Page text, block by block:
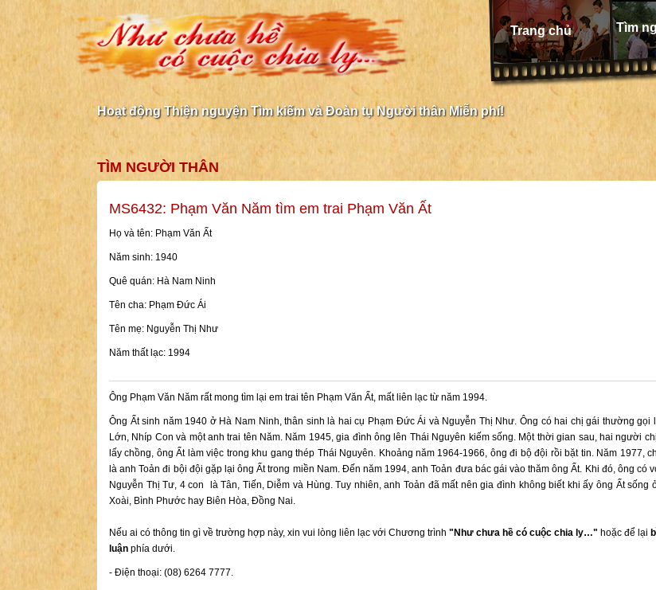
Trang chủ Tìm
Hoạt động Thiện nguyện Tìm kiếm và Đoàn tụ Người thân Miễn phí!
TÌM NGƯỜI THÂN
MS6432: Phạm Văn Năm tìm em trai Phạm Văn Ất
Họ và tên: Phạm Văn Ất
Năm sinh: 1940
Quê quán: Hà Nam Ninh
Tên cha: Phạm Đức Ái
Tên mẹ: Nguyễn Thị Như
Năm thất lạc: 1994
Ông Phạm Văn Năm rất mong tìm lại em trai tên Phạm Văn Ất, mất liên lạc từ năm 1994.
Ông Ất sinh năm 1940 ở Hà Nam Ninh, thân sinh là hai cụ Phạm Đức Ái và Nguyễn Thị Như. Ông có hai chị gái thường gọi
Lớn, Nhíp Con và một anh trai tên Năm. Năm 1945, gia đình ông lên Thái Nguyên kiếm sống. Một thời gian sau, hai người
lấy chồng, ông Ất làm việc trong khu gang thép Thái Nguyên. Khoảng năm 1964-1966, ông đi bộ đội rồi bặt tin. Năm 1977,
là anh Toản đi bội đội gặp lại ông Ất trong miền Nam. Đến năm 1994, anh Toản đưa bác gái vào thăm ông Ất. Khi đó, ông có
Nguyễn Thị Tư, 4 con là Tân, Tiến, Diễm và Hùng. Tuy nhiên, anh Toản đã mất nên gia đình không biết khi ấy ông Ất sống
Xoài, Bình Phước hay Biên Hòa, Đồng Nai.
Nếu ai có thông tin gì về trường hợp này, xin vui lòng liên lạc với Chương trình "Như chưa hề có cuộc chia ly…" hoặc để lại
luận phía dưới.
- Điện thoại: (08) 6264 7777.